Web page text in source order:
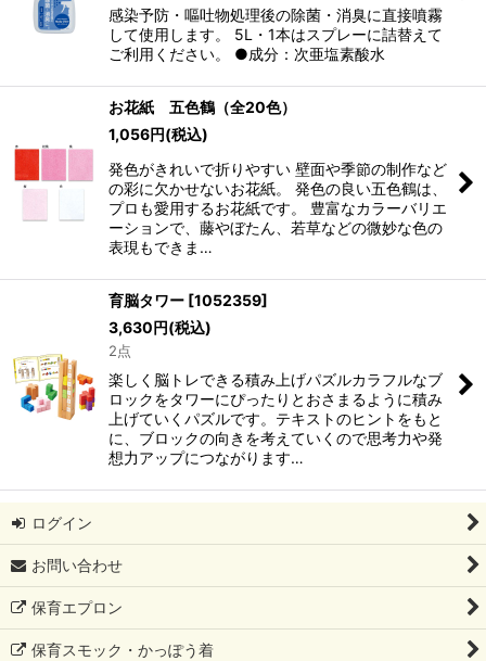
感染予防・嘔吐物処理後の除菌・消臭に直接噴霧
して使用します。 5L・1本はスプレーに詰替えて
ご利用ください。 ●成分：次亜塩素酸水
お花紙 五色鶴（全20色）
1,056円(税込)
発色がきれいで折りやすい 壁面や季節の制作など
の彩に欠かせないお花紙。 発色の良い五色鶴は、
プロも愛用するお花紙です。 豊富なカラーバリエ
ーションで、藤やぼたん、若草などの微妙な色の
表現もできま…
育脳タワー [1052359]
3,630円(税込)
2点
楽しく脳トレできる積み上げパズルカラフルなブ
ロックをタワーにぴったりとおさまるように積み
上げていくパズルです。テキストのヒントをもと
に、ブロックの向きを考えていくので思考力や発
想力アップにつながります…
ログイン
お問い合わせ
保育エプロン
保育スモック・かっぽう着